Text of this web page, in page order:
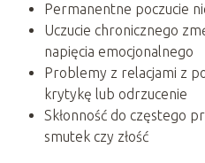
Permanentne poczucie
Uczucie chronicznego
napięcia emocjonalnego
Problemy z relacjami z
krytykę lub odrzucenie
Skłonność do częstego
smutek czy złość